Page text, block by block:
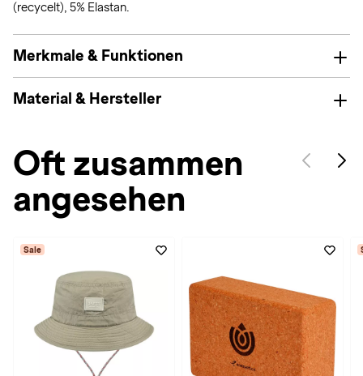
(recycelt), 5% Elastan.
Merkmale & Funktionen
Material & Hersteller
Oft zusammen
angesehen
Sale